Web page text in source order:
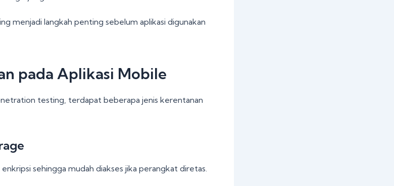
menjadi langkah penting sebelum aplikasi digunakan
pada Aplikasi Mobile
testing, terdapat beberapa jenis kerentanan
sehingga mudah diakses jika perangkat diretas.